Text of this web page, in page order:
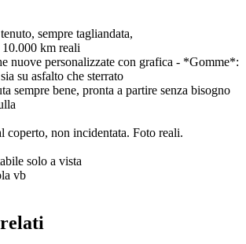
sempre tagliandata,
km reali
nuove personalizzate con grafica - *Gomme*:
su asfalto che sterrato
sempre bene, pronta a partire senza bisogno
coperto, non incidentata. Foto reali.
solo a vista
vb